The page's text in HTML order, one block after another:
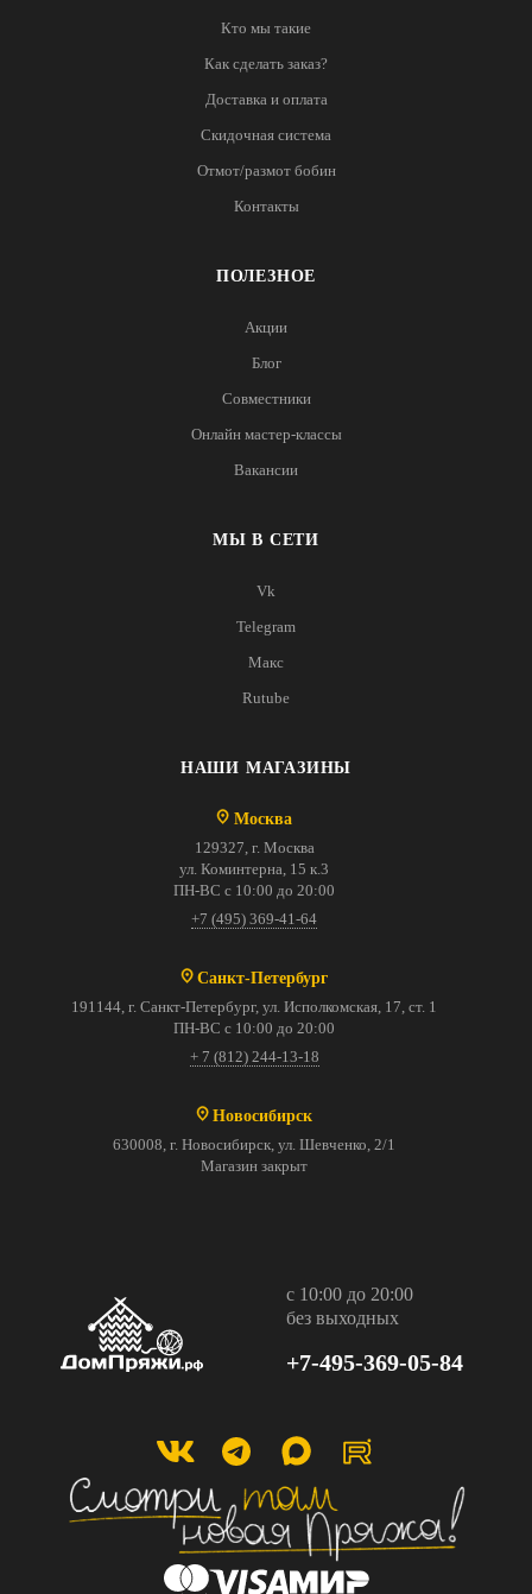
Кто мы такие
Как сделать заказ?
Доставка и оплата
Скидочная система
Отмот/размот бобин
Контакты
ПОЛЕЗНОЕ
Акции
Блог
Совместники
Онлайн мастер-классы
Вакансии
МЫ В СЕТИ
Vk
Telegram
Макс
Rutube
НАШИ МАГАЗИНЫ
Москва
129327, г. Москва
ул. Коминтерна, 15 к.3
ПН-ВС с 10:00 до 20:00
+7 (495) 369-41-64
Санкт-Петербург
191144, г. Санкт-Петербург, ул. Исполкомская, 17, ст. 1
ПН-ВС с 10:00 до 20:00
+ 7 (812) 244-13-18
Новосибирск
630008, г. Новосибирск, ул. Шевченко, 2/1
Магазин закрыт
с 10:00 до 20:00
без выходных
+7-495-369-05-84